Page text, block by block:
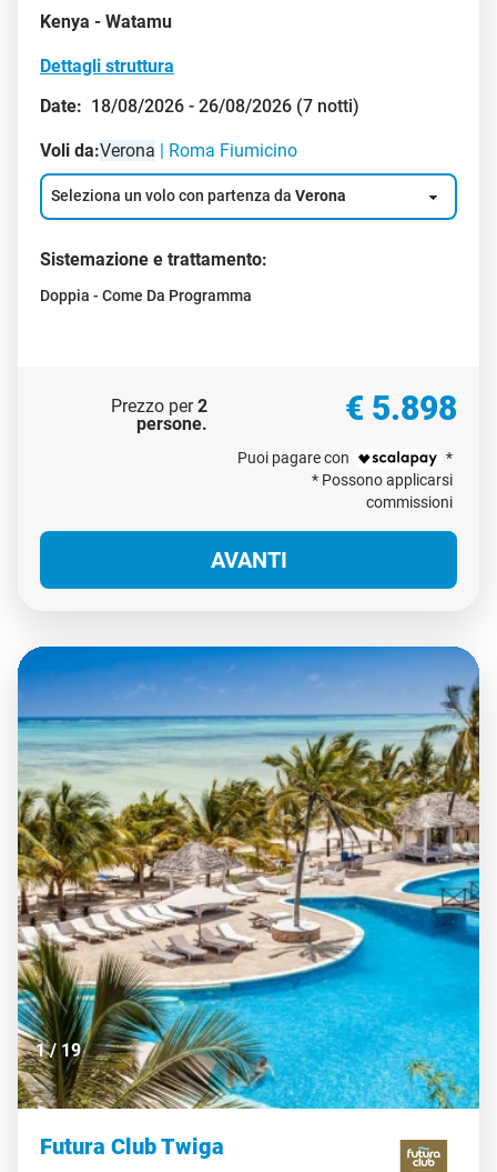
Kenya - Watamu
Dettagli struttura
Date: 18/08/2026 - 26/08/2026 (7 notti)
Voli da:Verona Roma Fiumicino
Seleziona un volo con partenza da Verona
Sistemazione e trattamento:
Doppia - Come Da Programma
Prezzo per2
persone. € 5.898
Puoi pagare con
*
* Possono applicarsi
commissioni
AVANTI
1/19
Futura Club Twiga